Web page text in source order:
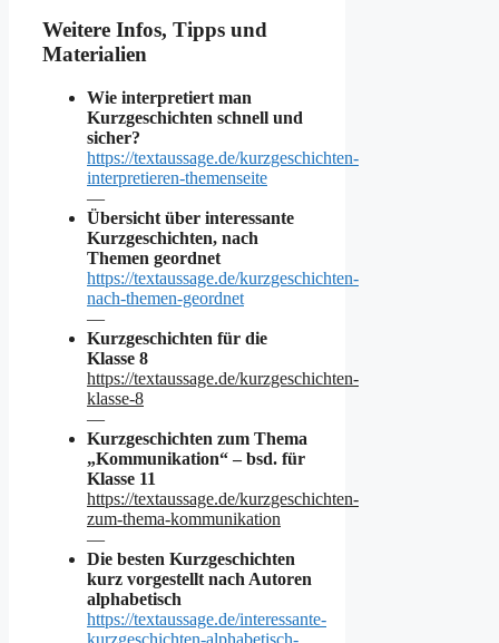
Weitere Infos, Tipps und
Materialien
Wie interpretiert man
Kurzgeschichten schnell und
sicher?
https://textaussage.de/kurzgeschichten-
interpretieren-themenseite
—
Übersicht über interessante
Kurzgeschichten, nach
Themen geordnet
https://textaussage.de/kurzgeschichten-
nach-themen-geordnet
—
Kurzgeschichten für die
Klasse 8
https://textaussage.de/kurzgeschichten-
klasse-8
—
Kurzgeschichten zum Thema
„Kommunikation“ – bsd. für
Klasse 11
https://textaussage.de/kurzgeschichten-
zum-thema-kommunikation
—
Die besten Kurzgeschichten
kurz vorgestellt nach Autoren
alphabetisch
https://textaussage.de/interessante-
kurzgeschichten-alphabetisch-